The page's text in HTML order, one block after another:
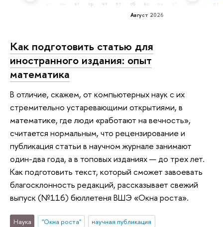
вт ср чт пт
Август 2026
сб вс пт
Как подготовить статью для
иностранного издания: опыт
математика
В отличие, скажем, от компьютерных наук с их
стремительно устаревающими открытиями, в
математике, где люди «работают на вечность»,
считается нормальным, что рецензирование и
публикация статьи в научном журнале занимают
один-два года, а в топовых изданиях — до трех лет.
Как подготовить текст, который сможет завоевать
благосклонность редакций, рассказывает свежий
выпуск (№116) бюллетеня ВШЭ «Окна роста».
Наука "Окна роста"
научная публикация